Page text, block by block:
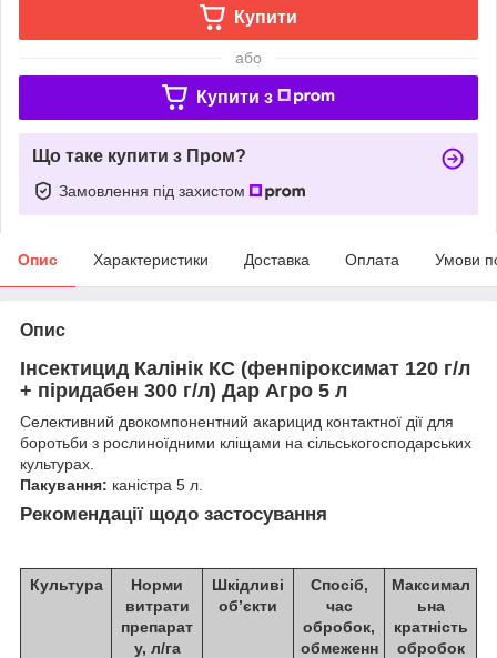
Купити
або
Купити з
Що таке купити з Пром?
Замовлення під захистом
Опис Характеристики Доставка Оплата Умови
Опис
Інсектицид Калінік КС (фенпіроксимат 120 г/л
+ піридабен 300 г/л) Дар Агро 5 л
Селективний двокомпонентний акарицид контактної дії для
боротьби з рослиноїдними кліщами на сільськогосподарських
культурах.
Пакування: каністра 5 л.
Рекомендації щодо застосування
Культура
Норми
витрати
препарат
у, л/га
Шкідливі
об’єкти
Спосіб,
час
обробок,
обмеженн
Максимал
ьна
кратність
обробок